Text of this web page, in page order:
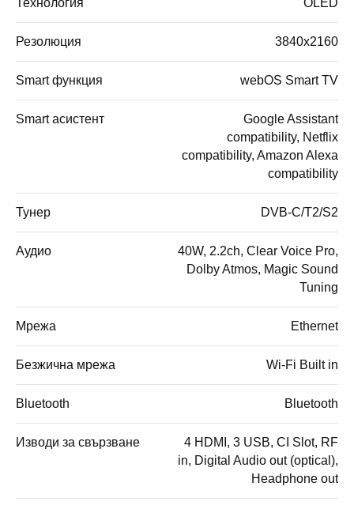
Технология OLED
Резолюция 3840x2160
Smart функция webOS Smart TV
Smart асистент
Google Assistant
compatibility, Netflix
compatibility, Amazon Alexa
compatibility
Тунер DVB-C/T2/S2
Аудио
40W, 2.2ch, Clear Voice Pro,
Dolby Atmos, Magic Sound
Tuning
Мрежа Ethernet
Безжична мрежа Wi-Fi Built in
Bluetooth Bluetooth
Изводи за свързване
4 HDMI, 3 USB, CI Slot, RF
in, Digital Audio out (optical),
Headphone out